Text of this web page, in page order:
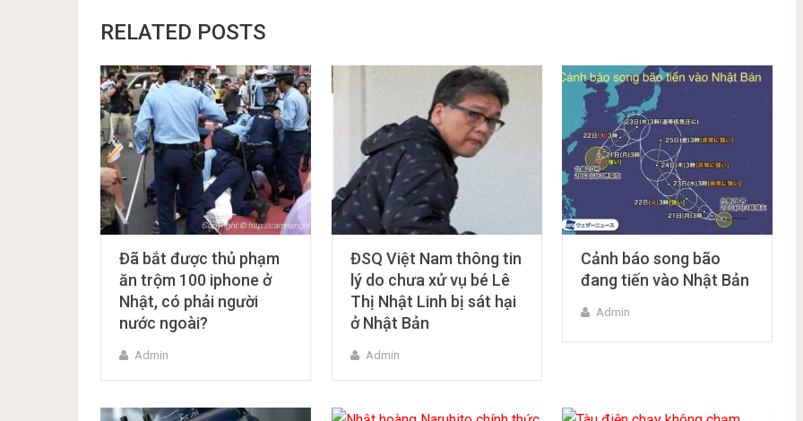
RELATED POSTS
Đã bắt được thủ phạm
ăn trộm 100 iphone ở
Nhật, có phải người
nước ngoài?
Admin
ĐSQ Việt Nam thông tin
lý do chưa xử vụ bé Lê
Thị Nhật Linh bị sát hại
ở Nhật Bản
Admin
Cảnh báo song bão
đang tiến vào Nhật Bản
Admin